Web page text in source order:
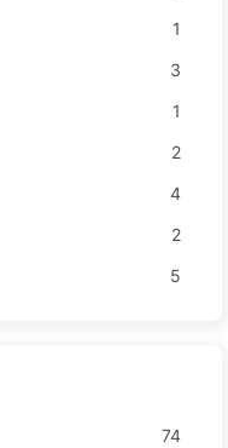
1
3
1
2
4
2
5
74